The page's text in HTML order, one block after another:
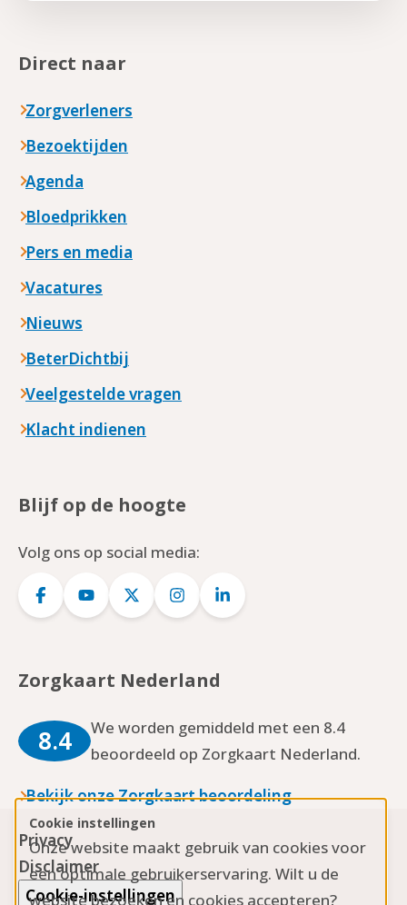
Cookie instellingen
Onze website maakt gebruik van cookies voor
een optimale gebruikerservaring. Wilt u de
website bezoeken en cookies accepteren?
Direct naar
Zorgverleners
Bezoektijden
Agenda
Bloedprikken
Pers en media
Vacatures
Nieuws
BeterDichtbij
Veelgestelde vragen
Klacht indienen
Blijf op de hoogte
Volg ons op social media:
Logo
Logo
Logo
Logo
Logo
Zorgkaart Nederland
8.4
We worden gemiddeld met een 8.4
beoordeeld op Zorgkaart Nederland.
Bekijk onze Zorgkaart beoordeling
Privacy
Disclaimer
Cookie-instellingen